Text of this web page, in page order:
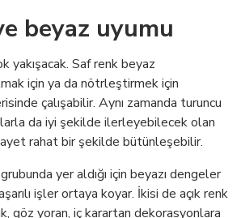
beyaz uyumu
yakışacak. Saf renk beyaz
için ya da nötrleştirmek için
çalışabilir. Aynı zamanda turuncu
da iyi şekilde ilerleyebilecek olan
rahat bir şekilde bütünleşebilir.
yer aldığı için beyazı dengeler
işler ortaya koyar. İkisi de açık renk
göz yoran, iç karartan dekorasyonlara